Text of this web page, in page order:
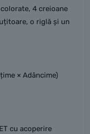
4 creioane
o riglă și un
× Adâncime)
cu acoperire